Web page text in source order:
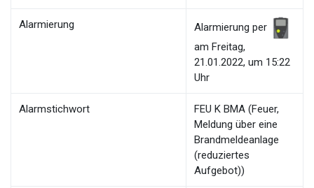
Alarmierung
Alarmierung per
am Freitag,
21.01.2022, um 15:22
Uhr
Alarmstichwort
FEU K BMA (Feuer,
Meldung über eine
Brandmeldeanlage
(reduziertes
Aufgebot))